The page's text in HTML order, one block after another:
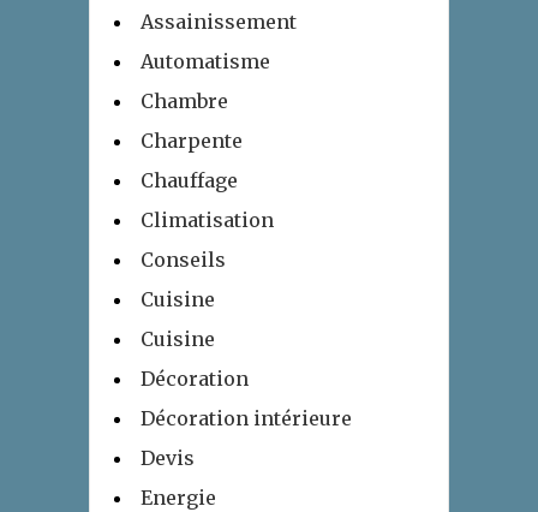
Assainissement
Automatisme
Chambre
Charpente
Chauffage
Climatisation
Conseils
Cuisine
Cuisine
Décoration
Décoration intérieure
Devis
Energie